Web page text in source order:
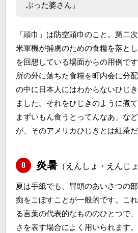
ぶった婆さん」
「頭巾」は防空頭巾のこと。第二
米軍機が捕虜のための食糧を落と
を回想している場面からの用例で
所の外に落ちた食糧を町内会に分
の中に日本人にはわからないひじ
ました。それをひじきのように煮
まずいもん食うとってんなあ」な
が、そのアメリカひじきとは紅茶だ
8 炎暑 （えんしょ・えんじょ
夏は手紙でも、冒頭のあいさつの
痴をこぼすことが一般的です。こ
る言葉の代表的なもののひとつで
さを表す場合によく用いられます。